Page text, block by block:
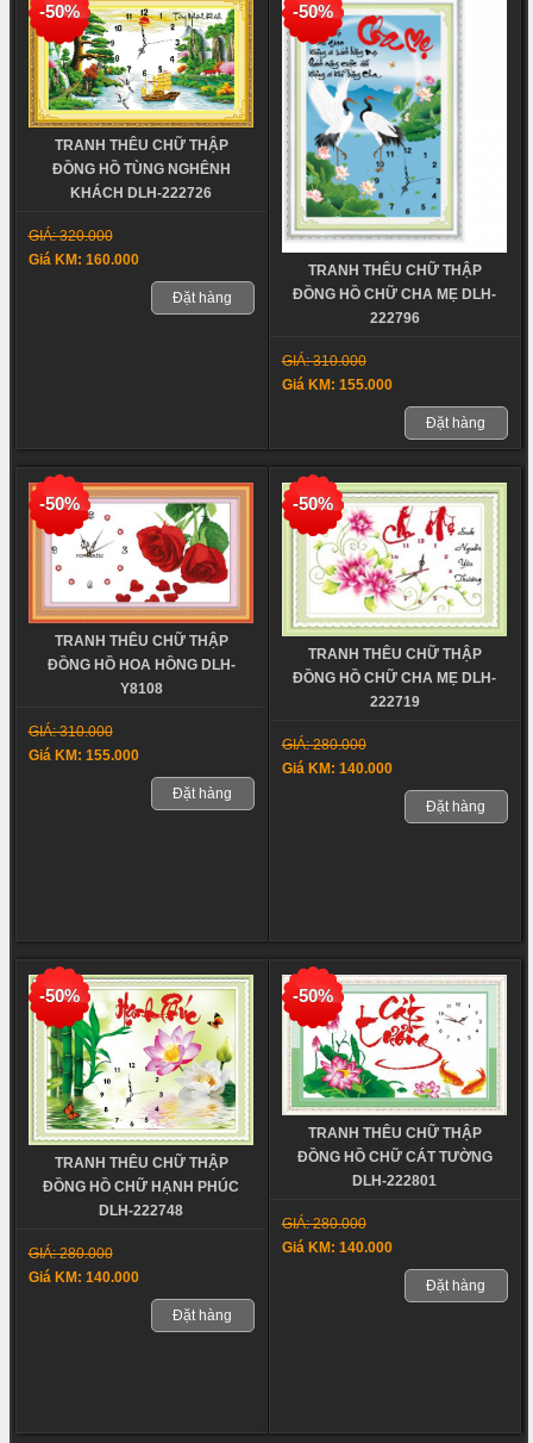
-50%
TRANH THÊU CHỮ THẬP
ĐỒNG HỒ TÙNG NGHÊNH
KHÁCH DLH-222726
GIÁ: 320.000
Giá KM: 160.000
Đặt hàng
-50%
TRANH THÊU CHỮ THẬP
ĐỒNG HỒ CHỮ CHA MẸ DLH-
222796
GIÁ: 310.000
Giá KM: 155.000
Đặt hàng
-50%
TRANH THÊU CHỮ THẬP
ĐỒNG HỒ HOA HỒNG DLH-
Y8108
GIÁ: 310.000
Giá KM: 155.000
Đặt hàng
-50%
TRANH THÊU CHỮ THẬP
ĐỒNG HỒ CHỮ CHA MẸ DLH-
222719
GIÁ: 280.000
Giá KM: 140.000
Đặt hàng
-50%
TRANH THÊU CHỮ THẬP
ĐỒNG HỒ CHỮ HẠNH PHÚC
DLH-222748
GIÁ: 280.000
Giá KM: 140.000
Đặt hàng
-50%
TRANH THÊU CHỮ THẬP
ĐỒNG HỒ CHỮ CÁT TƯỜNG
DLH-222801
GIÁ: 280.000
Giá KM: 140.000
Đặt hàng